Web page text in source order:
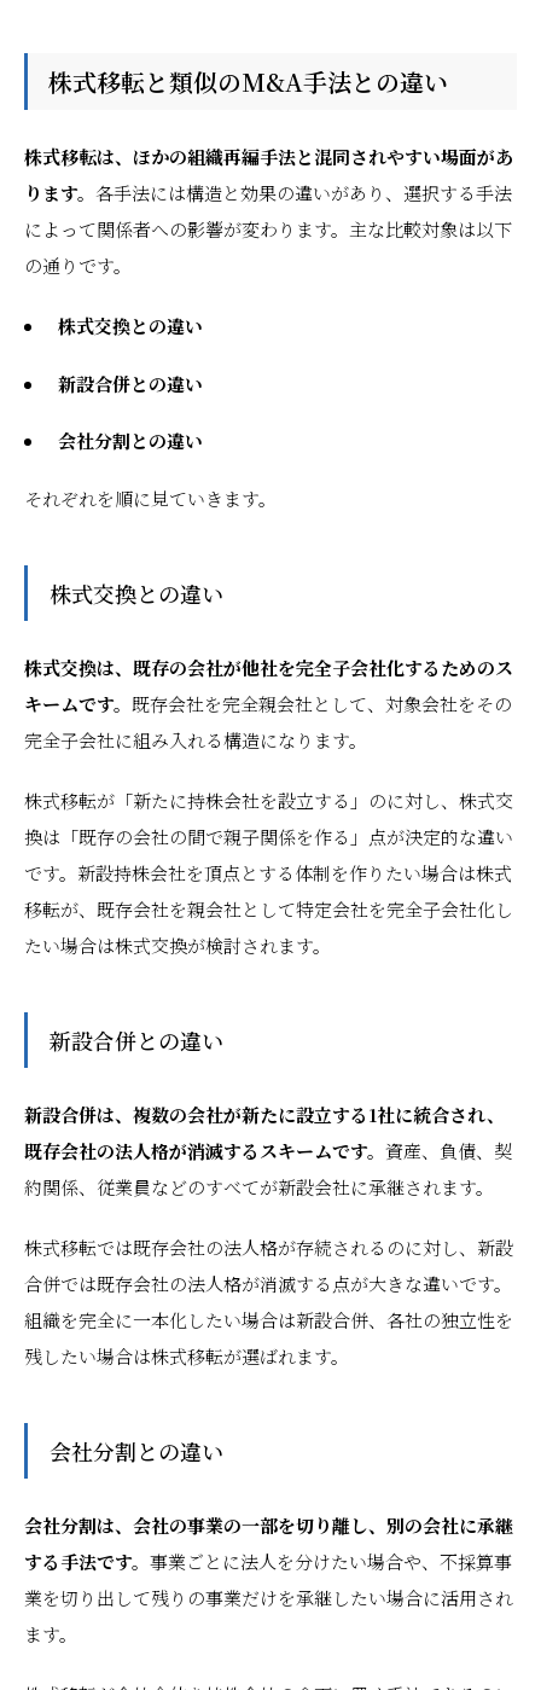
株式移転と類似のM&A手法との違い
株式移転は、ほかの組織再編手法と混同されやすい場面があ
ります。 各手法には構造と効果の違いがあり、選択する手法
によって関係者への影響が変わります。主な比較対象は以下
の通りです。
株式交換との違い
新設合併との違い
会社分割との違い
それぞれを順に見ていきます。
株式交換との違い
株式交換は、既存の会社が他社を完全子会社化するためのス
キームです。 既存会社を完全親会社として、対象会社をその
完全子会社に組み入れる構造になります。
株式移転が「新たに持株会社を設立する」のに対し、株式交
換は「既存の会社の間で親子関係を作る」点が決定的な違い
です。新設持株会社を頂点とする体制を作りたい場合は株式
移転が、既存会社を親会社として特定会社を完全子会社化し
たい場合は株式交換が検討されます。
新設合併との違い
新設合併は、複数の会社が新たに設立する1社に統合され、
既存会社の法人格が消滅するスキームです。 資産、負債、契
約関係、従業員などのすべてが新設会社に承継されます。
株式移転では既存会社の法人格が存続されるのに対し、新設
合併では既存会社の法人格が消滅する点が大きな違いです。
組織を完全に一本化したい場合は新設合併、各社の独立性を
残したい場合は株式移転が選ばれます。
会社分割との違い
会社分割は、会社の事業の一部を切り離し、別の会社に承継
する手法です。 事業ごとに法人を分けたい場合や、不採算事
業を切り出して残りの事業だけを承継したい場合に活用され
ます。